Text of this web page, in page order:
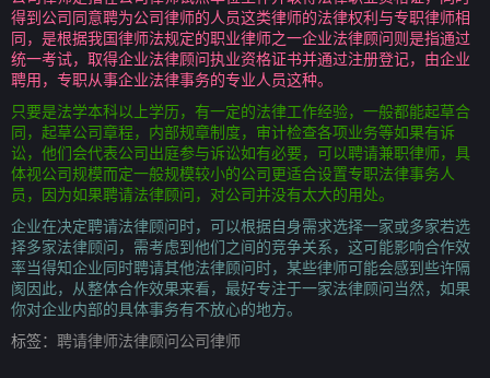
得到公司同意聘为公司律师的人员这类律师的法律权利与专职律师相
同，是根据我国律师法规定的职业律师之一企业法律顾问则是指通过
统一考试，取得企业法律顾问执业资格证书并通过注册登记，由企业
聘用，专职从事企业法律事务的专业人员这种。
只要是法学本科以上学历，有一定的法律工作经验，一般都能起草合
同，起草公司章程，内部规章制度，审计检查各项业务等如果有诉
讼，他们会代表公司出庭参与诉讼如有必要，可以聘请兼职律师，具
体视公司规模而定一般规模较小的公司更适合设置专职法律事务人
员，因为如果聘请法律顾问，对公司并没有太大的用处。
企业在决定聘请法律顾问时，可以根据自身需求选择一家或多家若选
择多家法律顾问，需考虑到他们之间的竞争关系，这可能影响合作效
率当得知企业同时聘请其他法律顾问时，某些律师可能会感到些许隔
阂因此，从整体合作效果来看，最好专注于一家法律顾问当然，如果
你对企业内部的具体事务有不放心的地方。
标签： 聘请律师法律顾问公司律师